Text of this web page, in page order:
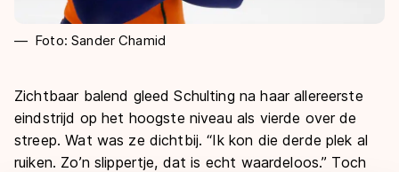
Foto: Sander Chamid
Zichtbaar balend gleed Schulting na haar allereerste
eindstrijd op het hoogste niveau als vierde over de
streep. Wat was ze dichtbij. “Ik kon die derde plek al
ruiken. Zo’n slippertje, dat is echt waardeloos.” Toch